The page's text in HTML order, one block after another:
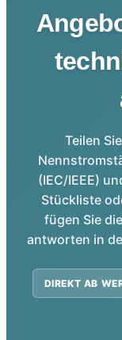
Teilen
(IEC/IEEE)
Stückliste
fügen Sie
antworten in
DIREKT AB